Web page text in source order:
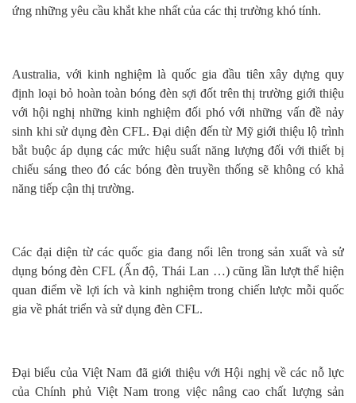
ứng những yêu cầu khắt khe nhất của các thị trường khó tính.
Australia, với kinh nghiệm là quốc gia đầu tiên xây dựng quy
định loại bỏ hoàn toàn bóng đèn sợi đốt trên thị trường giới thiệu
với hội nghị những kinh nghiệm đối phó với những vấn đề nảy
sinh khi sử dụng đèn CFL. Đại diện đến từ Mỹ giới thiệu lộ trình
bắt buộc áp dụng các mức hiệu suất năng lượng đối với thiết bị
chiếu sáng theo đó các bóng đèn truyền thống sẽ không có khả
năng tiếp cận thị trường.
Các đại diện từ các quốc gia đang nổi lên trong sản xuất và sử
dụng bóng đèn CFL (Ấn độ, Thái Lan …) cũng lần lượt thể hiện
quan điểm về lợi ích và kinh nghiệm trong chiến lược mỗi quốc
gia về phát triển và sử dụng đèn CFL.
Đại biểu của Việt Nam đã giới thiệu với Hội nghị về các nỗ lực
của Chính phủ Việt Nam trong việc nâng cao chất lượng sản